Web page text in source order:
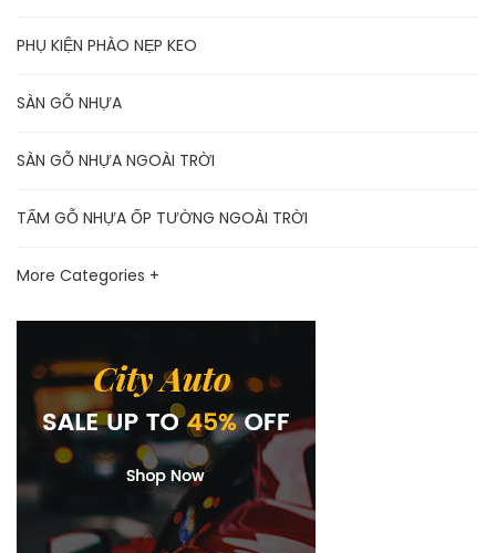
PHỤ KIỆN PHÀO NẸP KEO
SÀN GỖ NHỰA
SÀN GỖ NHỰA NGOÀI TRỜI
TẤM GỖ NHỰA ỐP TƯỜNG NGOÀI TRỜI
More Categories +